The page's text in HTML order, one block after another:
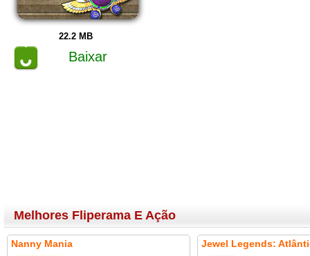
22.2 MB
Baixar
Melhores Fliperama E Ação
Nanny Mania Jewel Legends: